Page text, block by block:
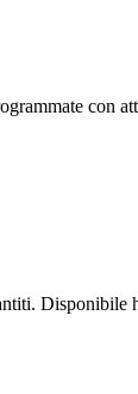
con
Disponibile